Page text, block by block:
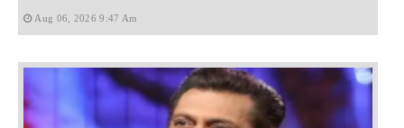
Aug 06, 2026 9:47 Am